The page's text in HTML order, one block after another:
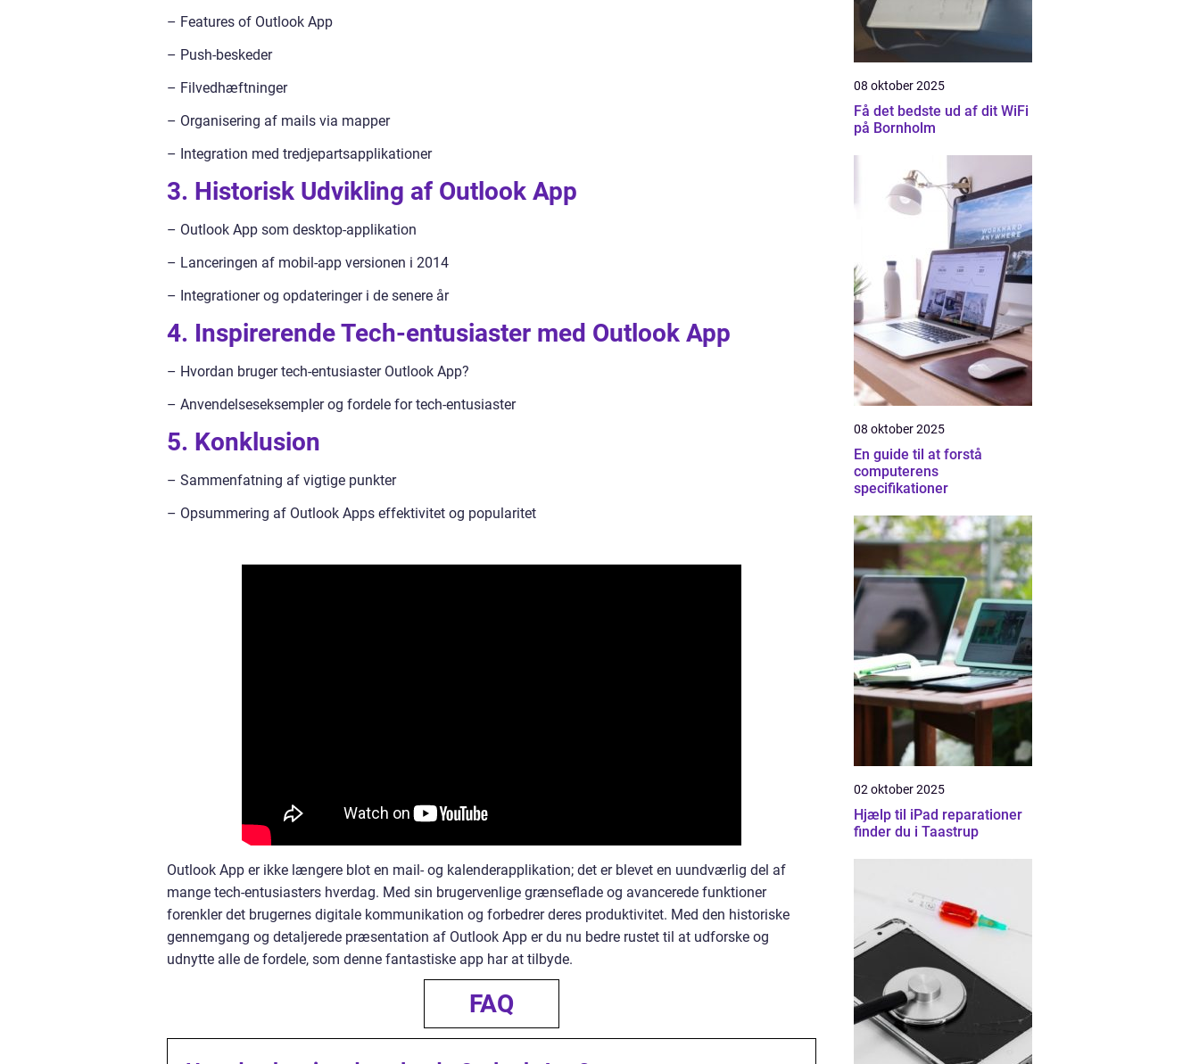
– Features of Outlook App
– Push-beskeder
– Filvedhæftninger
– Organisering af mails via mapper
– Integration med tredjepartsapplikationer
3. Historisk Udvikling af Outlook App
– Outlook App som desktop-applikation
– Lanceringen af mobil-app versionen i 2014
– Integrationer og opdateringer i de senere år
4. Inspirerende Tech-entusiaster med Outlook App
– Hvordan bruger tech-entusiaster Outlook App?
– Anvendelseseksempler og fordele for tech-entusiaster
5. Konklusion
– Sammenfatning af vigtige punkter
– Opsummering af Outlook Apps effektivitet og popularitet
Outlook App er ikke længere blot en mail- og kalenderapplikation; det er blevet en uundværlig del af
mange tech-entusiasters hverdag. Med sin brugervenlige grænseflade og avancerede funktioner
forenkler det brugernes digitale kommunikation og forbedrer deres produktivitet. Med den historiske
gennemgang og detaljerede præsentation af Outlook App er du nu bedre rustet til at udforske og
udnytte alle de fordele, som denne fantastiske app har at tilbyde.
FAQ
08 oktober 2025
Få det bedste ud af dit WiFi
på Bornholm
08 oktober 2025
En guide til at forstå
computerens
specifikationer
02 oktober 2025
Hjælp til iPad reparationer
finder du i Taastrup